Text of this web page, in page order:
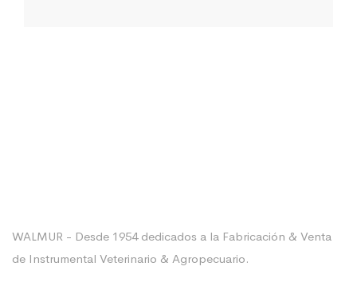
WALMUR - Desde 1954 dedicados a la Fabricación & Venta
de Instrumental Veterinario & Agropecuario.